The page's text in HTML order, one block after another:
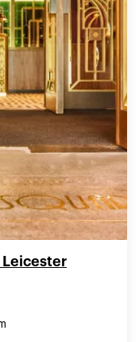
Leicester